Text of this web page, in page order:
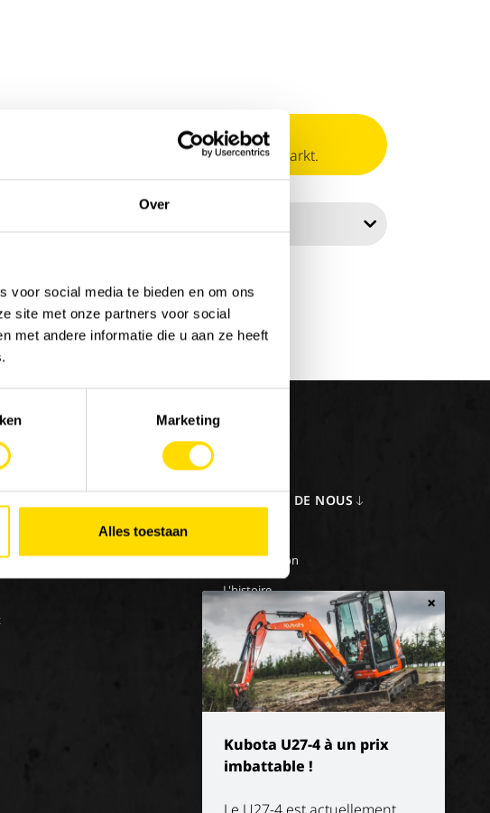
Over
voor social media te bieden en om ons
site met onze partners voor social
met andere informatie die u aan ze heeft
Marketing
Alles toestaan
zijn voor de Belgische/Luxemburgse markt.
×
Kubota U27-4 à un prix
imbattable !
Travailler chez Luyckx
Stage/emploi de vacances
A PROPOS DE NOUS
Notre mission
L'histoire